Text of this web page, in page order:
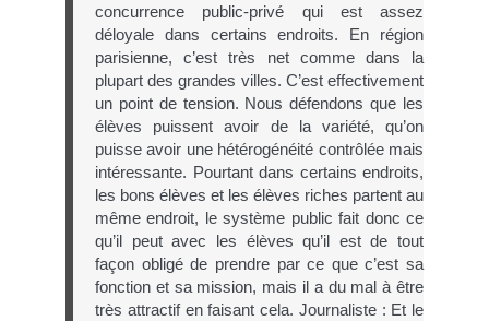
concurrence public-privé qui est assez
déloyale dans certains endroits. En région
parisienne, c’est très net comme dans la
plupart des grandes villes. C’est effectivement
un point de tension. Nous défendons que les
élèves puissent avoir de la variété, qu’on
puisse avoir une hétérogénéité contrôlée mais
intéressante. Pourtant dans certains endroits,
les bons élèves et les élèves riches partent au
même endroit, le système public fait donc ce
qu’il peut avec les élèves qu’il est de tout
façon obligé de prendre par ce que c’est sa
fonction et sa mission, mais il a du mal à être
très attractif en faisant cela. Journaliste : Et le